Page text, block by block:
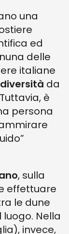
una
ed
delle
italiane
da
è
persona
, sulla
effettuare
le dune
Nella
invece,